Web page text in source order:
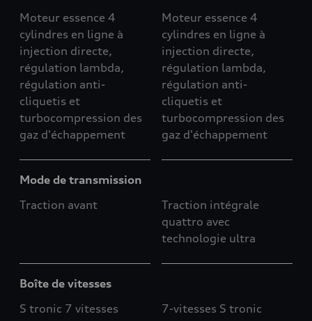
Moteur essence 4
cylindres en ligne à
injection directe,
régulation lambda,
régulation anti-
cliquetis et
turbocompression des
gaz d'échappement
Moteur essence 4
cylindres en ligne à
injection directe,
régulation lambda,
régulation anti-
cliquetis et
turbocompression des
gaz d'échappement
Mode de transmission
Traction avant
Traction intégrale
quattro avec
technologie ultra
Boîte de vitesses
S tronic 7 vitesses
7-vitesses S tronic